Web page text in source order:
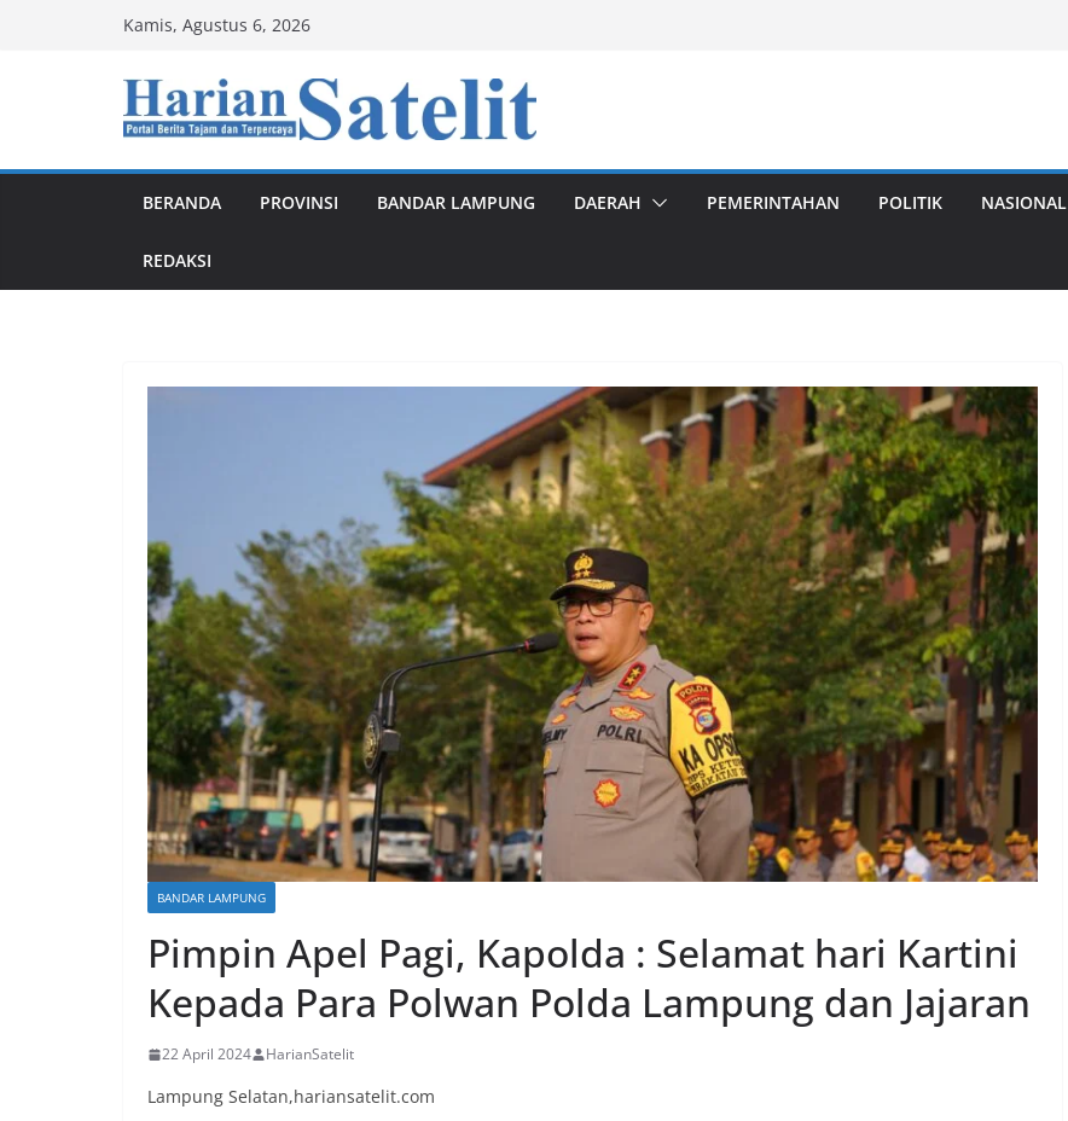
Kamis, Agustus 6, 2026
BERANDA PROVINSI BANDAR LAMPUNG DAERAH PEMERINTAHAN POLITIK NASIONAL
REDAKSI
BANDAR LAMPUNG
Pimpin Apel Pagi, Kapolda : Selamat hari Kartini
Kepada Para Polwan Polda Lampung dan Jajaran
22 April 2024 HarianSatelit
Lampung Selatan,hariansatelit.com